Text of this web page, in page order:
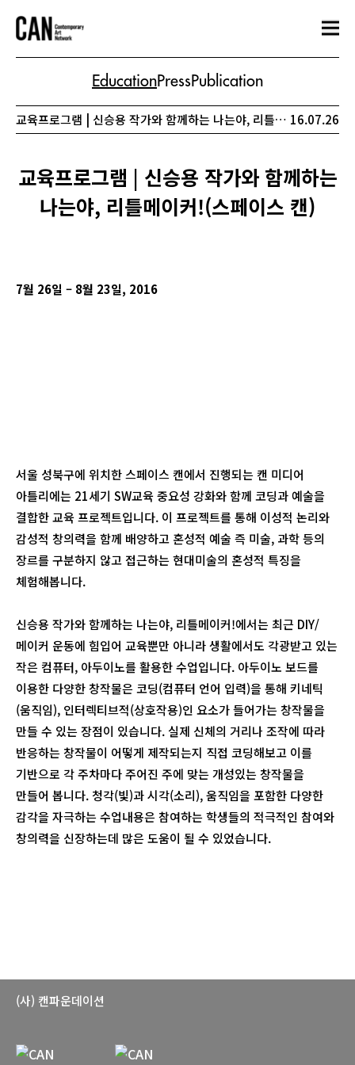
EducationPressPublication
교육프로그램 | 신승용 작가와 함께하는 나는야, 리틀메이커!(스페이스 캔) 16.07.26
교육프로그램 | 신승용 작가와 함께하는
나는야, 리틀메이커!(스페이스 캔)
7월 26일 – 8월 23일, 2016
서울 성북구에 위치한 스페이스 캔에서 진행되는 캔 미디어
아틀리에는 21세기 SW교육 중요성 강화와 함께 코딩과 예술을
결합한 교육 프로젝트입니다. 이 프로젝트를 통해 이성적 논리와
감성적 창의력을 함께 배양하고 혼성적 예술 즉 미술, 과학 등의
장르를 구분하지 않고 접근하는 현대미술의 혼성적 특징을
체험해봅니다.
신승용 작가와 함께하는 나는야, 리틀메이커!에서는 최근 DIY/
메이커 운동에 힘입어 교육뿐만 아니라 생활에서도 각광받고 있는
작은 컴퓨터, 아두이노를 활용한 수업입니다. 아두이노 보드를
이용한 다양한 창작물은 코딩(컴퓨터 언어 입력)을 통해 키네틱
(움직임), 인터렉티브적(상호작용)인 요소가 들어가는 창작물을
만들 수 있는 장점이 있습니다. 실제 신체의 거리나 조작에 따라
반응하는 창작물이 어떻게 제작되는지 직접 코딩해보고 이를
기반으로 각 주차마다 주어진 주에 맞는 개성있는 창작물을
만들어 봅니다. 청각(빛)과 시각(소리), 움직임을 포함한 다양한
감각을 자극하는 수업내용은 참여하는 학생들의 적극적인 참여와
창의력을 신장하는데 많은 도움이 될 수 있었습니다.
(사) 캔파운데이션